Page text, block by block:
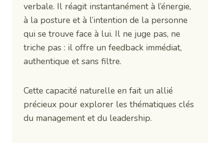
verbale. Il réagit instantanément à l’énergie,
à la posture et à l’intention de la personne
qui se trouve face à lui. Il ne juge pas, ne
triche pas : il offre un feedback immédiat,
authentique et sans filtre.
Cette capacité naturelle en fait un allié
précieux pour explorer les thématiques clés
du management et du leadership.